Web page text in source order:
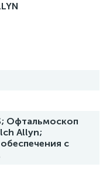
Офтальмоскоп
Allyn;
с